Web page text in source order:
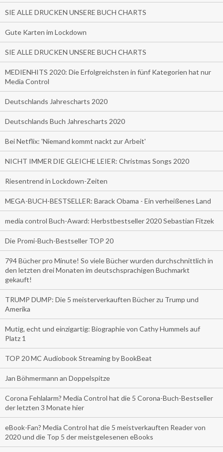
SIE ALLE DRUCKEN UNSERE BUCH CHARTS
Gute Karten im Lockdown
SIE ALLE DRUCKEN UNSERE BUCH CHARTS
MEDIENHITS 2020: Die Erfolgreichsten in fünf Kategorien hat nur
Media Control
Deutschlands Jahrescharts 2020
Deutschlands Buch Jahrescharts 2020
Bei Netflix: 'Niemand kommt nackt zur Arbeit'
NICHT IMMER DIE GLEICHE LEIER: Christmas Songs 2020
Riesentrend in Lockdown-Zeiten
MEGA-BUCH-BESTSELLER: Barack Obama - Ein verheißenes Land
media control Buch-Award: Herbstbestseller 2020 Sebastian Fitzek
Die Promi-Buch-Bestseller TOP 20
794 Bücher pro Minute! So viele Bücher wurden durchschnittlich in
den letzten drei Monaten im deutschsprachigen Buchmarkt
gekauft!
TRUMP DUMP: Die 5 meisterverkauften Bücher zu Trump und
Amerika
Mutig, echt und einzigartig: Biographie von Cathy Hummels auf
Platz 1
TOP 20 MC Audiobook Streaming by BookBeat
Jan Böhmermann an Doppelspitze
Corona Fehlalarm? Media Control hat die 5 Corona-Buch-Bestseller
der letzten 3 Monate hier
eBook-Fan? Media Control hat die 5 meistverkauften Reader von
2020 und die Top 5 der meistgelesenen eBooks